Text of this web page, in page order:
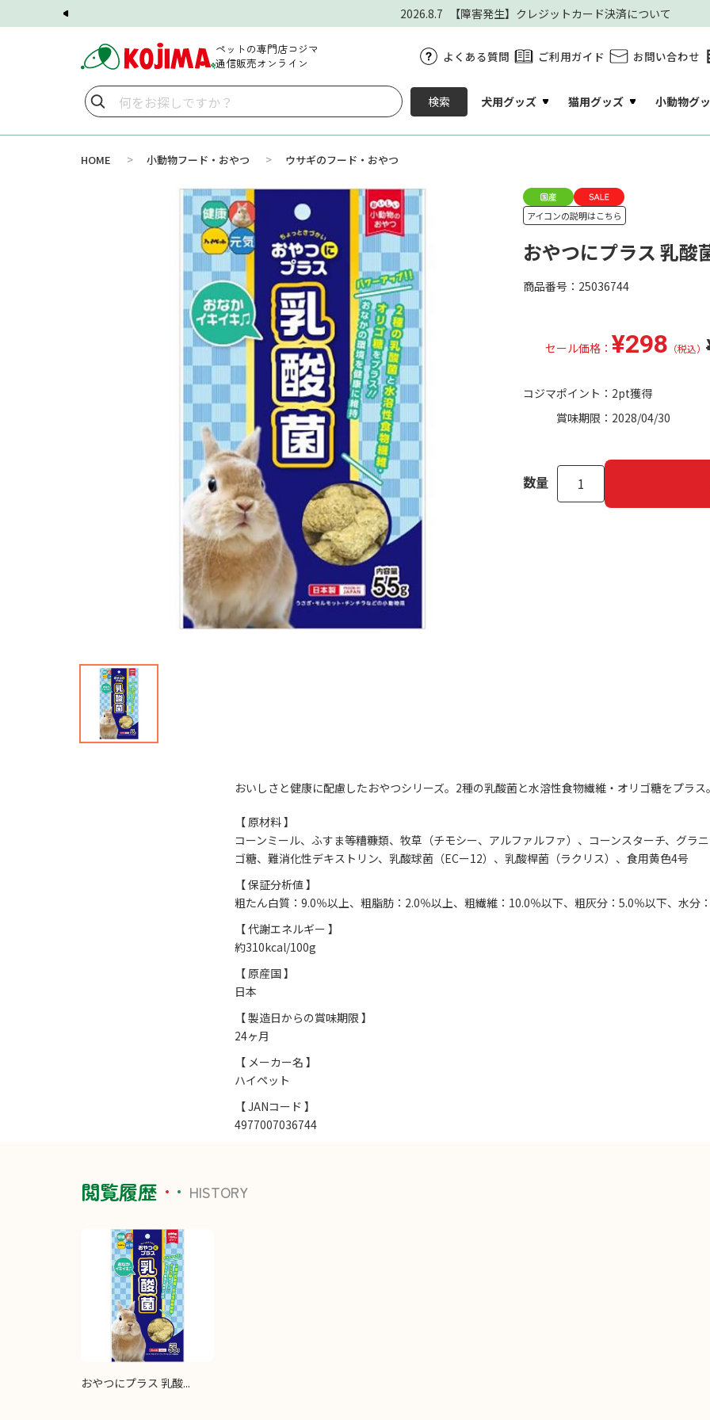
2026.8.7 【障害発生】クレジットカード決済について
ペットの専門店コジマ
通信販売オンライン
よくある質問 ご利用ガイド お問い合わせ
検索 犬用グッズ 猫用グッズ 小動物グ
HOME > 小動物フード・おやつ > ウサギのフード・おやつ
アイコンの説明はこちら
おやつにプラス 乳酸
商品番号：25036744
セール価格： ¥298 （税込）
コジマポイント： 2pt獲得
賞味期限： 2028/04/30
数量
おいしさと健康に配慮したおやつシリーズ。2種の乳酸菌と水溶性食物繊維・オリゴ糖をプラス。
【 原材料 】
コーンミール、ふすま等糟糠類、牧草（チモシー、アルファルファ）、コーンスターチ、グラ
ゴ糖、難消化性デキストリン、乳酸球菌（ECー12）、乳酸桿菌（ラクリス）、食用黄色4号
【 保証分析値 】
粗たん白質：9.0％以上、粗脂肪：2.0％以上、粗繊維：10.0％以下、粗灰分：5.0％以下、水分
【 代謝エネルギー 】
約310kcal/100g
【 原産国 】
日本
【 製造日からの賞味期限 】
24ヶ月
【 メーカー名 】
ハイペット
【 JANコード 】
4977007036744
閲覧履歴 HISTORY
おやつにプラス 乳酸...